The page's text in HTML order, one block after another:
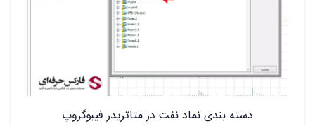
دسته بندی نماد نفت در متاتریدر فیبوگروپ